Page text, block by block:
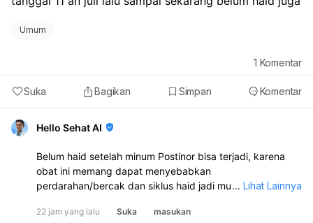
Umum
Suka Bagikan Simpan Komentar
1 Komentar
Hello Sehat AI
Belum haid setelah minum Postinor bisa terjadi, karena
obat ini memang dapat menyebabkan
perdarahan/bercak dan siklus haid jadi mundur atau tidak
lagi tanggal 5 Juli, tetap ada kemungkinan hamil.
... Lihat Lainnya
22 jam yang lalu Suka masukan